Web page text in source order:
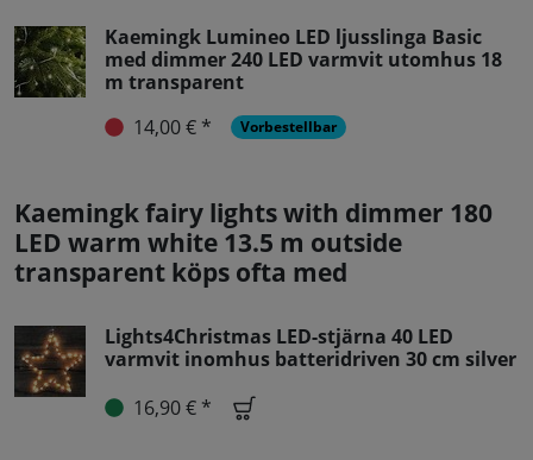
Kaemingk Lumineo LED ljusslinga Basic
med dimmer 240 LED varmvit utomhus 18
m transparent
14,00 € *
Vorbestellbar
Kaemingk fairy lights with dimmer 180
LED warm white 13.5 m outside
transparent köps ofta med
Lights4Christmas LED-stjärna 40 LED
varmvit inomhus batteridriven 30 cm silver
16,90 € *